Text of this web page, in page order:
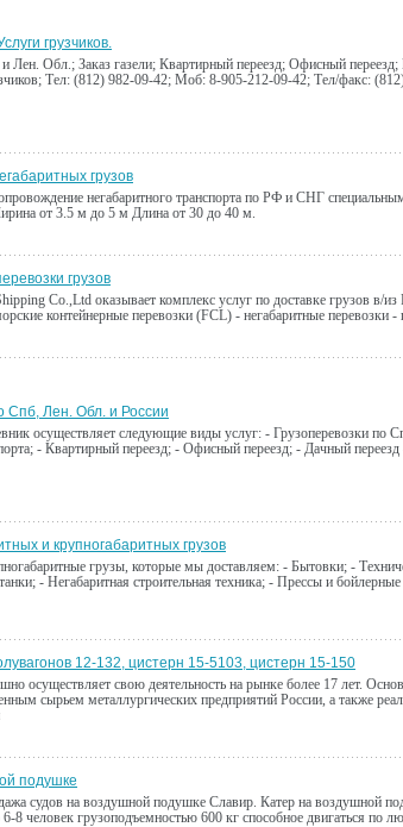
грузчиков.
Лен. Обл.; Заказ газели; Квартирный переезд; Офисный
Тел: (812) 982-09-42; Моб: 8-905-212-09-42; Тел/факс:
грузов
негабаритного транспорта по РФ и СНГ
от 3.5 м до 5 м Длина от 30 до 40 м.
грузов
Co.,Ltd оказывает комплекс услуг по доставке грузов в/
контейнерные перевозки (FCL) - негабаритные перевозки
Спб, Лен. Обл. и России
осуществляет следующие виды услуг: - Грузоперевозки по
- Квартирный переезд; - Офисный переезд; - Дачный
и крупногабаритных грузов
грузы, которые мы доставляем: - Бытовки; -
- Негабаритная строительная техника; - Прессы и
12-132, цистерн 15-5103, цистерн 15-150
осуществляет свою деятельность на рынке более 17 лет.
сырьем металлургических предприятий России, а также
подушке
судов на воздушной подушке Славир. Катер на воздушной
8 человек грузоподъемностью 600 кг способное двигаться по